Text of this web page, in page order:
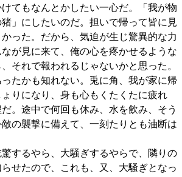
てもなんとかしたい一心だ。「我が物
」にしたいのだ。担いで帰って皆に見
った。だから、気迫が生じ驚異的な力
が見に来て、俺の心を疼かせるような
それで報われるじゃないかと思った。
たかも知れない。兎に角、我が家に帰
りになり、身も心もくたくたに疲れ
。途中で何回も休み、水を飲み、そう
の襲撃に備えて、一刻たりとも油断は
するやら、大騒ぎするやらで、隣りの
せたので、これも、又、大騒ぎとなっ